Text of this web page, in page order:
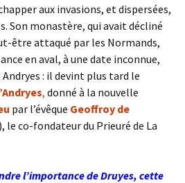
aux invasions, et dispersées,
Son monastère, qui avait décliné
être attaqué par les Normands,
en aval, à une date inconnue,
: il devint plus tard le
, donné à la nouvelle
par l’évêque Geoffroy de
le co-fondateur du Prieuré de La
l’importance de Druyes, cette